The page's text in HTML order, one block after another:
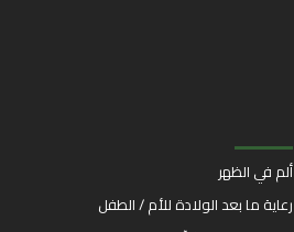
ألم في الظهر
رعاية ما بعد الولادة للأم / الطفل